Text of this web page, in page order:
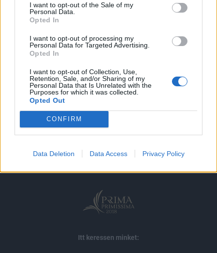
I want to opt-out of the Sale of my
Personal Data.
Opted In
I want to opt-out of processing my
Personal Data for Targeted Advertising.
Opted In
I want to opt-out of Collection, Use,
Retention, Sale, and/or Sharing of my
Personal Data that Is Unrelated with the
Purposes for which it was collected.
Opted Out
CONFIRM
Data Deletion Data Access Privacy Policy
Előfizetés
MÁR ELŐFIZETŐNK VAGY?BEJELENTKEZÉS
impresszum
jogi nyilatkozat
süti beállítások
adatvédelem
szerzői jogok médiaajánlat
karrier
Itt keressen minket: